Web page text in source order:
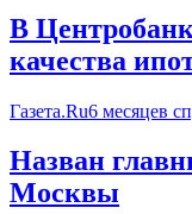
В
качества
Газета.Ru6 месяцев
Назван
Москвы